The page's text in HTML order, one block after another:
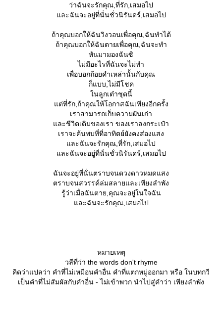
ว่าฉันจะรักคุณ,ที่รัก,เสมอไป
ละฉันจะอยู่ที่นั่นชั่วนิรันดร์,เสมอไป
ถ้าคุณบอกให้ฉันวิงวอนเพื่อคุณ,ฉันทำได้
ถ้าคุณบอกให้ฉันตายเพื่อคุณ,ฉันจะทำ
หันมามองฉันซิ
ไม่มีอะไรที่ฉันจะไม่ทำ
เพื่อบอกถ้อยคำเหล่านั้นกับคุณ
ก็แบบ,ไม่มีโชค
นลูกเต๋าชุดนี้
ต่ที่รัก,ถ้าคุณให้โอกาสฉันเพียงอีกครั้ง
เราสามารถเก็บความฝันเก่า
ละชีวิตเดิมของเรา ของเราลงกระเป๋า
เราจะค้นพบที่ที่อาทิตย์ยังคงส่องแสง
ละฉันจะรักคุณ,ที่รัก,เสมอไป
ละฉันจะอยู่ที่นั่นชั่วนิรันดร์,เสมอไป
ฉันจะอยู่ที่นั่นตราบจนดวงดาวหมดแสง
ตราบจนสวรรค์ล่มสลายและเพียงลำพัง
รู้ว่าเมื่อฉันตาย,คุณจะอยู่ในใจฉัน
ละฉันจะรักคุณ,เสมอไป
หมายเหตุ
วลีที่ว่า the words don't rhyme
คิดว่าแปลว่า คำที่ไม่เหมือนคำอื่น คำที่แตกหมู่ออกมา หรือ ในบทกวี
เป็นคำที่ไม่สัมผัสกับคำอื่น - ไม่เข้าพวก นำไปสู่คำว่า เพียงลำพัง